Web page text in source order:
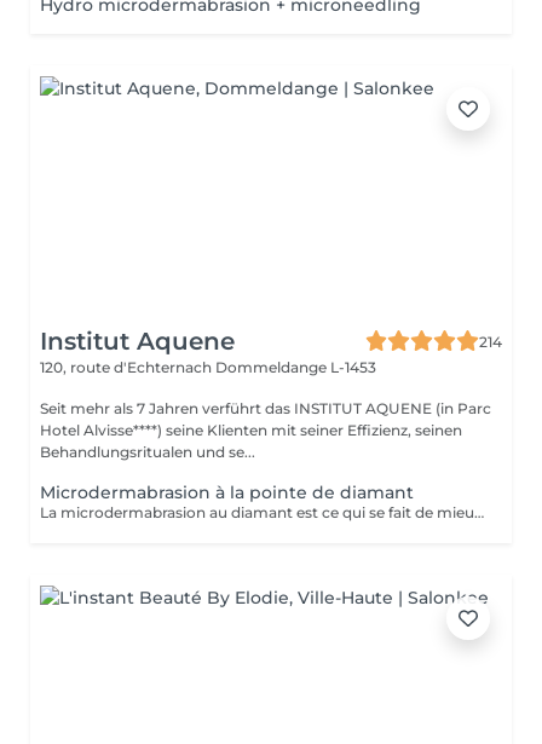
Hydro microdermabrasion + microneedling
Institut Aquene
214
120, route d'Echternach Dommeldange L-1453
Seit mehr als 7 Jahren verführt das INSTITUT AQUENE (in Parc
Hotel Alvisse****) seine Klienten mit seiner Effizienz, seinen
Behandlungsritualen und se...
Microdermabrasion à la pointe de diamant
La microdermabrasion au diamant est ce qui se fait de mieux en matière de peeling. C'est un appareil innovateur, combinant 2 actions: polissante des cristaux de diamant qui enlève les cellules mortes. nettoyante qui stimule la croissance des cellules nouvelles ainsi que la production de collagène et d'élastine. Ce soin du visage a pour but d'exfolier la peau, d'en améliorer la texture et de procurer un teint lumineux. En cure allant de 5 à 8 séances en fonction de votre peau, vous pouvez atténuer les tâches, et même les cicatrises dû à l'acné par exemple. Vous pouvez inclure la microdermabrasion dans votre rendez-vous soin visage pour un supplément de 35€, les effets n'en seront que décupler. EXCEPTÉ POUR LE SOIN RÉVOLUTION